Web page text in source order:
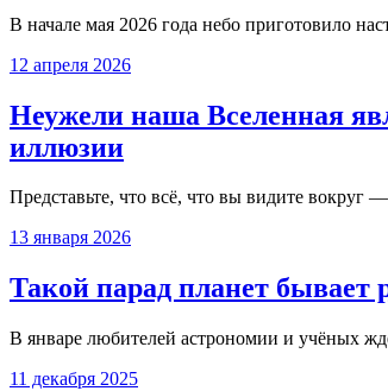
В начале мая 2026 года небо приготовило
12 апреля 2026
Неужели наша Вселенная
иллюзии
Представьте, что всё, что вы видите вокруг
13 января 2026
Такой парад планет бывает
В январе любителей астрономии и учёных
11 декабря 2025